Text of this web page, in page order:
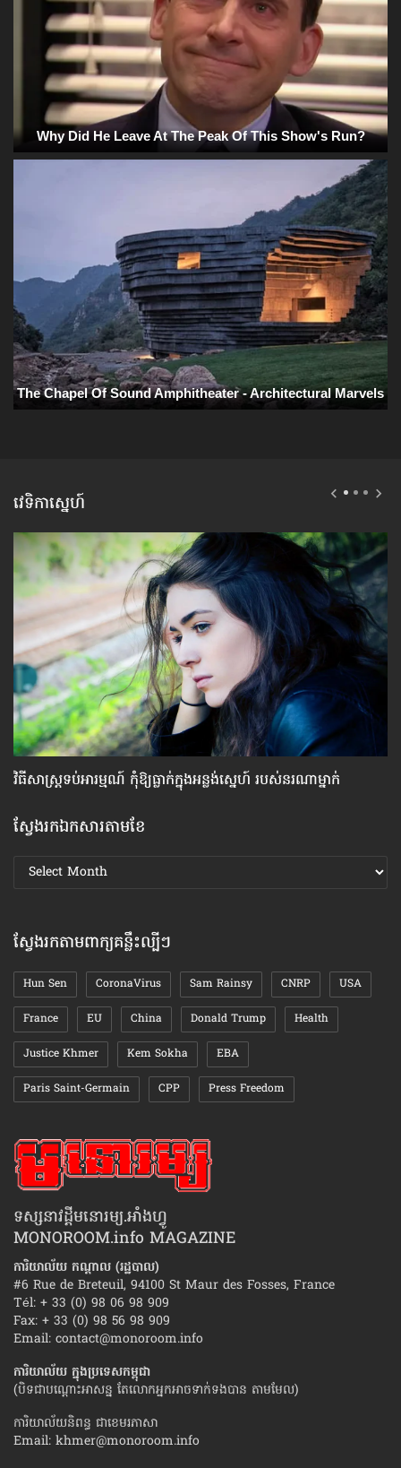
វេទិកាស្នេហ៍
វិធីសាស្រ្ត​ទប់​អារម្មណ៍ កុំឱ្យធ្លាក់​ក្នុងអន្លង់ស្នេហ៍ របស់​នរណា​ម្នាក់
ស្វែងរកឯកសារតាមខែ
ស្វែងរក
ឯកសារ
ស្វែងរកតាមពាក្យគន្លឹះល្បីៗ
Hun Sen CoronaVirus Sam Rainsy CNRP USA
France EU China Donald Trump Health
Justice Khmer Kem Sokha EBA
Paris Saint-Germain CPP Press Freedom
ទស្សនាវដ្ដីមនោរម្យ.អាំងហ្វូ
MONOROOM.info MAGAZINE
ការិយាល័យ កណ្ដាល (រដ្ឋបាល)
#6 Rue de Breteuil, 94100 St Maur des Fosses, France
Tél: + 33 (0) 98 06 98 909
Fax: + 33 (0) 98 56 98 909
Email: contact@monoroom.info
ការិយាល័យ ក្នុង​ប្រទេស​កម្ពុជា
(បិទជាបណ្ដោះអាសន្ន តែលោកអ្នកអាចទាក់ទងបាន តាមមែល)
ការិយាល័យនិពន្ធ ជាខេមរភាសា
Email: khmer@monoroom.info